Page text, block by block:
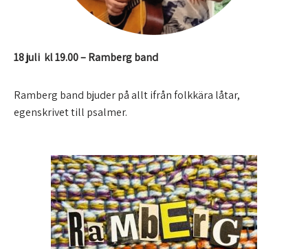
18 juli kl 19.00 –Ramberg band
Ramberg band bjuder på allt ifrån folkkära låtar,
egenskrivet till psalmer.